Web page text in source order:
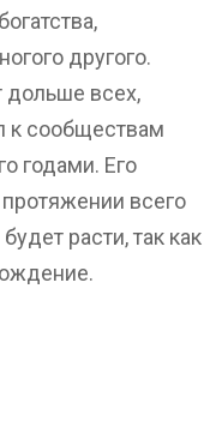
другого.
дольше всех,
к сообществам
годами. Его
всего
расти, так как